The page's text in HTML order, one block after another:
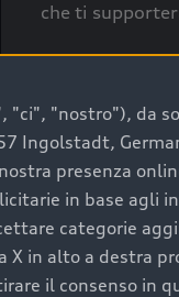
che ti
sicuro, è
Prima Scelta
"ci", "nostro"), da
Ingolstadt,
presenza
in base agli
categorie
in alto a destra
il consenso in